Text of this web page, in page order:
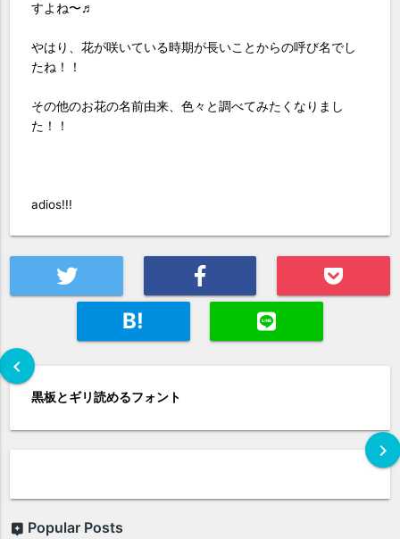
すよね〜♬
やはり、花が咲いている時期が長いことからの呼び名でし
たね！！
その他のお花の名前由来、色々と調べてみたくなりまし
た！！
adios!!!
B!
chevron_left
黒板とギリ読めるフォント
chevron_right
Popular Posts